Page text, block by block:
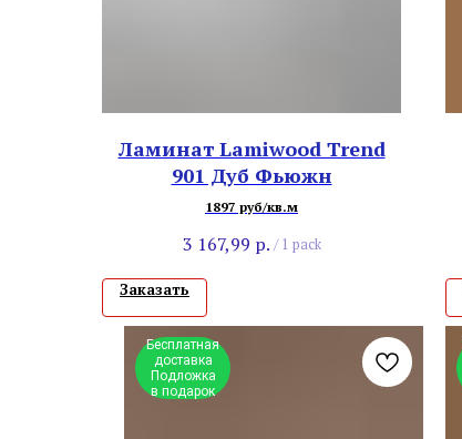
Ламинат Lamiwood Trend
901 Дуб Фьюжн
1897 руб/кв.м
3 167,99 р. / 1 pack
Заказать
Бесплатная
доставка
Подложка
в подарок